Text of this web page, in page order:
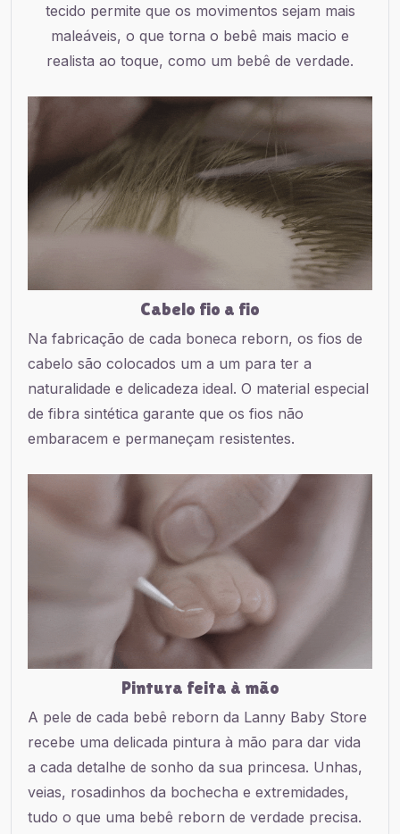
tecido permite que os movimentos sejam mais
maleáveis, o que torna o bebê mais macio e
realista ao toque, como um bebê de verdade.
Cabelo fio a fio
Na fabricação de cada boneca reborn, os fios de
cabelo são colocados um a um para ter a
naturalidade e delicadeza ideal. O material especial
de fibra sintética garante que os fios não
embaracem e permaneçam resistentes.
Pintura feita à mão
A pele de cada bebê reborn da Lanny Baby Store
recebe uma delicada pintura à mão para dar vida
a cada detalhe de sonho da sua princesa. Unhas,
veias, rosadinhos da bochecha e extremidades,
tudo o que uma bebê reborn de verdade precisa.